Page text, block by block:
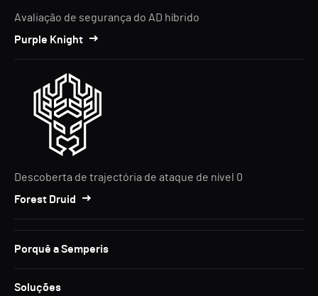
Avaliação de segurança do AD híbrido
Purple Knight
Descoberta de trajectória de ataque de nível 0
Forest Druid
Porquê a Semperis
Soluções